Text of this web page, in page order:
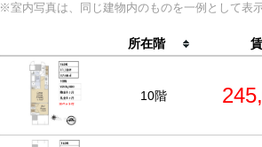
※室内写真は、同じ建物内のものを一例として表
所在階
10階